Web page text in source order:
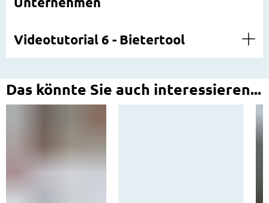
Videotutorial 6 - Bietertool
Das könnte Sie auch interessieren...